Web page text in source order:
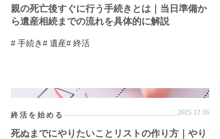
親の死亡後すぐに行う手続きとは｜当日準備か
ら遺産相続までの流れを具体的に解説
# 手続き# 遺産# 終活
終活を始める 2025.12.16
死ぬまでにやりたいことリストの作り方｜やり